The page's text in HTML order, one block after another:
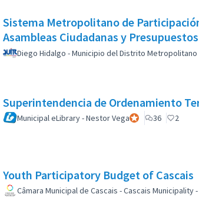
Sistema Metropolitano de
Asambleas Ciudadanas y
Diego Hidalgo - Municipio del Distrito
Superintendencia de Ordenamiento
Municipal eLibrary - Nestor VegaParticipant officiel
36 2
Youth Participatory Budget of Cascais
Câmara Municipal de Cascais - Cascais Municipality